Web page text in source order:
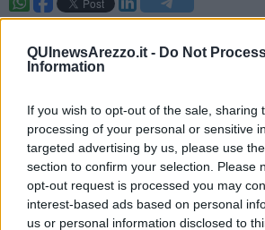
QUInewsArezzo.it - Do Not
Information
If you wish to opt-out of the sale, sharing
processing of your personal or sensitive
targeted advertising by us, please use
section to confirm your selection. Please
opt-out request is processed you may
interest-based ads based on personal
us or personal information disclosed to
agosto,al momento tenuti al canile
Arezzo, deciderà ilServizio Veterinario
Lo rende noto l'Azienda sanitaria: il periodo
durerà comunque 6 mesi . Le richieste che
di completare il periodo di osservazione
abitazioni dei proprietari anziché nel
del Comune , prese in considerazione
Veterinario della ASL in modo da accertare